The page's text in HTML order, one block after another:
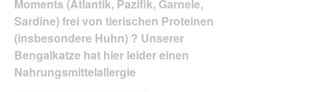
Moments (Atlantik, Pazifik, Garnele,
Sardine) frei von tierischen Proteinen
(insbesondere Huhn) ? Unserer
Bengalkatze hat hier leider einen
Nahrungsmittelallergie